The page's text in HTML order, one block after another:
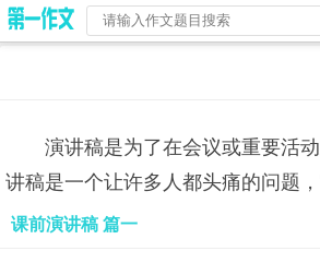
演讲稿是为了在会议或重要活
讲稿是一个让许多人都头痛的问题
课前演讲稿 篇一